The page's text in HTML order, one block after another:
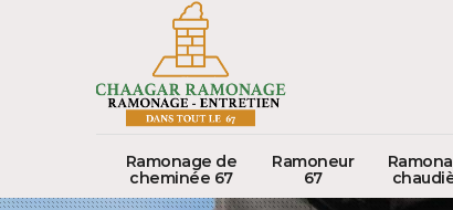
Ramonage de
cheminée 67
Ramoneur
67